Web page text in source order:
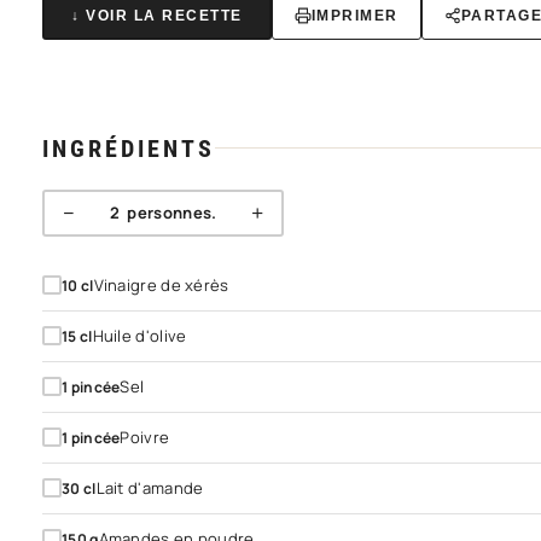
↓ VOIR LA RECETTE IMPRIMER
INGRÉDIENTS
− 2 personnes. +
10 clVinaigre de xérès
15clHuile d'olive
1 pincéeSel
1 pincéePoivre
30 clLait d'amande